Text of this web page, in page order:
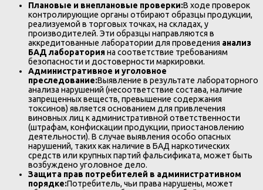
Плановые и внеплановые проверки:В ходе проверок
контролирующие органы отбирают образцы продукции,
реализуемой в торговых точках, на складах, у
производителей. Эти образцы направляются в
аккредитованные лаборатории для проведения анализ
БАД лабораторияна соответствие требованиям
безопасности и достоверности маркировки.
Административное и уголовное
преследование:Выявление в результате лабораторного
анализа нарушений (несоответствие состава, наличие
запрещенных веществ, превышение содержания
токсинов) является основанием для привлечения
виновных лиц к административной ответственности
(штрафам, конфискации продукции, приостановлению
деятельности). В случае выявления особо опасных
нарушений, таких как наличие в БАД наркотических
средств или крупных партий фальсификата, может быть
возбуждено уголовное дело.
Защита прав потребителей в административном
порядке:Потребитель, чьи права нарушены, может